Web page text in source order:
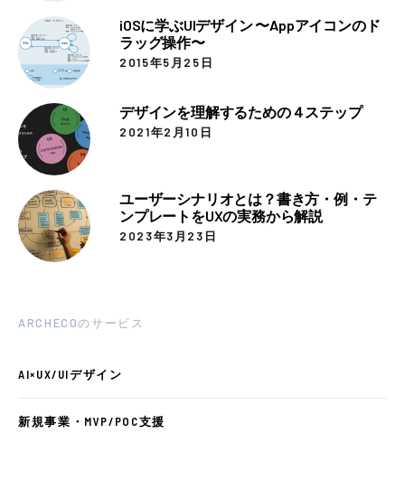
iOSに学ぶUIデザイン 〜Appアイコンのド
ラッグ操作〜
2015年5月25日
デザインを理解するための４ステップ
2021年2月10日
ユーザーシナリオとは？書き方・例・テ
ンプレートをUXの実務から解説
2023年3月23日
ARCHECOのサービス
AI×UX/UIデザイン
新規事業・MVP/POC支援